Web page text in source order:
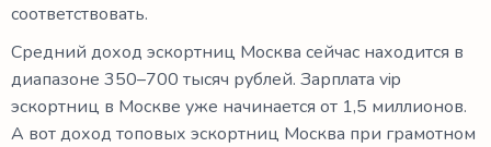
соответствовать.
Средний доход эскортниц Москва сейчас находится в
диапазоне 350–700 тысяч рублей. Зарплата vip
эскортниц в Москве уже начинается от 1,5 миллионов.
А вот доход топовых эскортниц Москва при грамотном